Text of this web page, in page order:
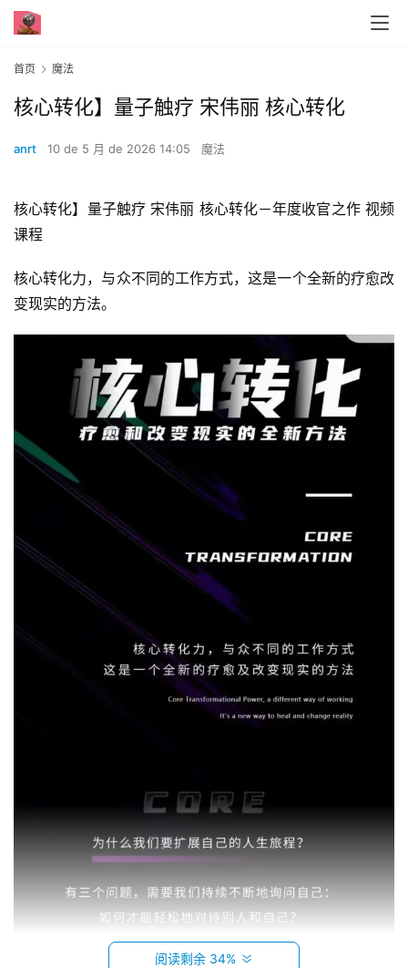
首页 魔法
核心转化】量子触疗 宋伟丽 核心转化
anrt 10 de 5 月 de 2026 14:05 魔法
核心转化】量子触疗 宋伟丽 核心转化－年度收官之作 视频
课程
核心转化力，与众不同的工作方式，这是一个全新的疗愈改
变现实的方法。
阅读剩余 34%